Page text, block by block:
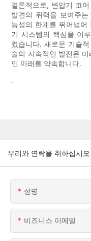
결론적으로, 변압기 코
발견의 위력을 보여주
능성의 한계를 뛰어넘
기 시스템의 핵심을 이
켰습니다. 새로운 기술
술의 지속적인 발전은
인 미래를 약속합니다.
.
우리와 연락을 취하십시오
성명
비즈니스 이메일